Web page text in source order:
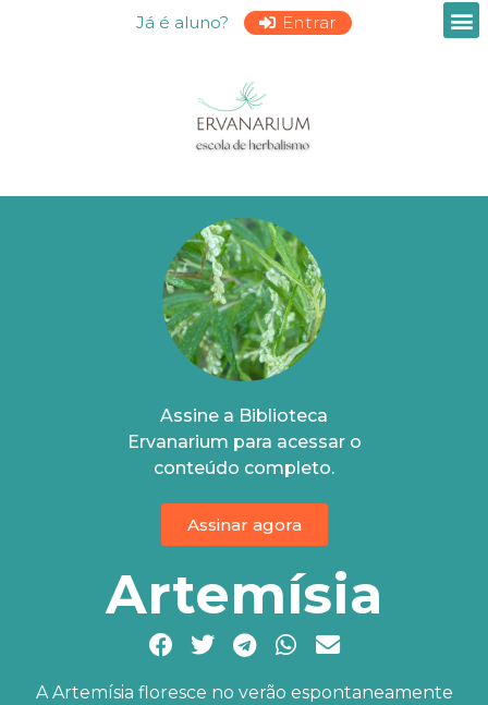
Já é aluno? Entrar
Artemísia
A Artemísia floresce no verão espontaneamente
Assine a Biblioteca
Ervanarium para acessar o
conteúdo completo.
Assinar agora